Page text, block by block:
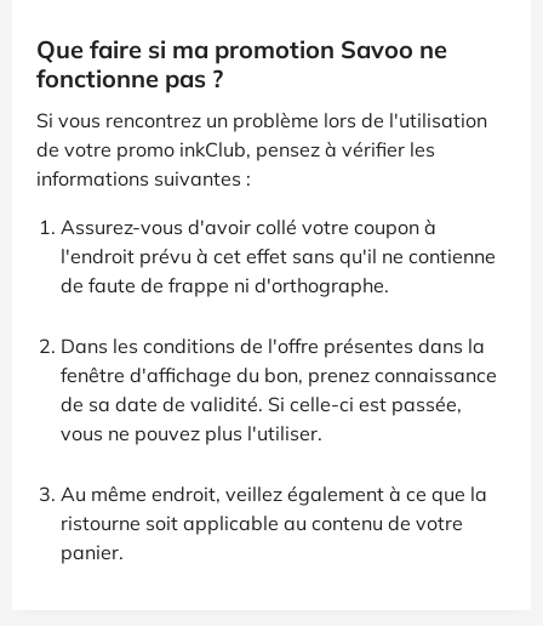
Que faire si ma promotion Savoo ne
fonctionne pas ?
Si vous rencontrez un problème lors de l'utilisation
de votre promo inkClub, pensez à vérifier les
informations suivantes :
Assurez-vous d'avoir collé votre coupon à
l'endroit prévu à cet effet sans qu'il ne contienne
de faute de frappe ni d'orthographe.
Dans les conditions de l'offre présentes dans la
fenêtre d'affichage du bon, prenez connaissance
de sa date de validité. Si celle-ci est passée,
vous ne pouvez plus l'utiliser.
Au même endroit, veillez également à ce que la
ristourne soit applicable au contenu de votre
panier.